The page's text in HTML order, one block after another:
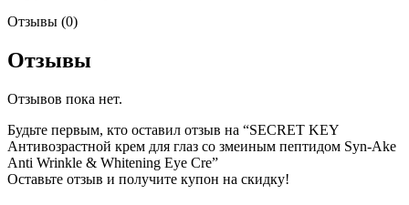
Отзывы (0)
Отзывы
Отзывов пока нет.
Будьте первым, кто оставил отзыв на “SECRET KEY
Антивозрастной крем для глаз со змеиным пептидом Syn-Ake
Anti Wrinkle & Whitening Eye Cre”
Оставьте отзыв и получите купон на скидку!